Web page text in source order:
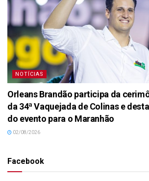
NOTÍCIAS
Orleans Brandão participa da
da 34ª Vaquejada de Colinas e
do evento para o Maranhão
02/08/2026
Facebook